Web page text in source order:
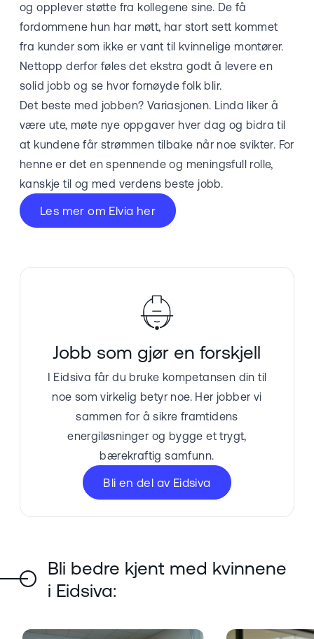
og opplever støtte fra kollegene sine. De få
fordommene hun har møtt, har stort sett kommet
fra kunder som ikke er vant til kvinnelige montører.
Nettopp derfor føles det ekstra godt å levere en
solid jobb og se hvor fornøyde folk blir.
Det beste med jobben? Variasjonen. Linda liker å
være ute, møte nye oppgaver hver dag og bidra til
at kundene får strømmen tilbake når noe svikter. For
henne er det en spennende og meningsfull rolle,
kanskje til og med verdens beste jobb.
Les mer om Elvia her
Jobb som gjør en forskjell
I Eidsiva får du bruke kompetansen din til
noe som virkelig betyr noe. Her jobber vi
sammen for å sikre framtidens
energiløsninger og bygge et trygt,
bærekraftig samfunn.
Bli en del av Eidsiva
Bli bedre kjent med kvinnene
i Eidsiva: